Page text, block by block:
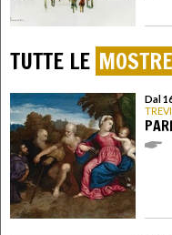
TUTTE LE MOSTRE
Dal